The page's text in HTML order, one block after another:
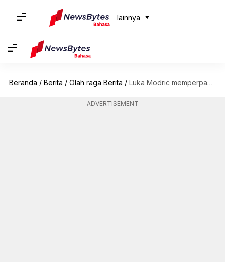
lainnya
Beranda / Berita / Olah raga Berita / Luka Modric memperpanjang kontrak dengan Real Madrid: Menguraikan statistiknya
ADVERTISEMENT